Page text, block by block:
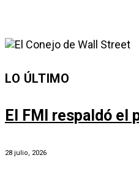
LO ÚLTIMO
El FMI respaldó el
28 julio, 2026